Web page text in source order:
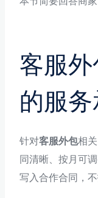
客服
的服
针对客服外包相
同清晰、按月可
写入合作合同，不